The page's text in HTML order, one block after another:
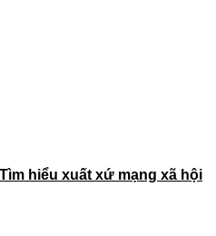
hiểu xuất xứ mạng xã hội